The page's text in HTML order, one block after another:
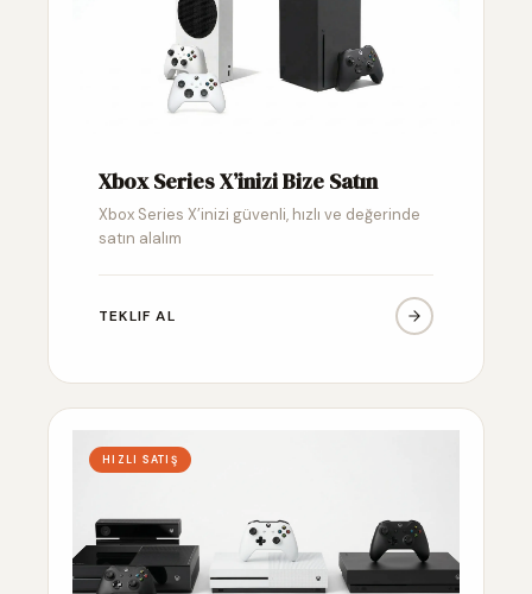
Xbox Series X’inizi Bize Satın
Xbox Series X’inizi güvenli, hızlı ve değerinde
satın alalım
TEKLIF AL
HIZLI SATIŞ